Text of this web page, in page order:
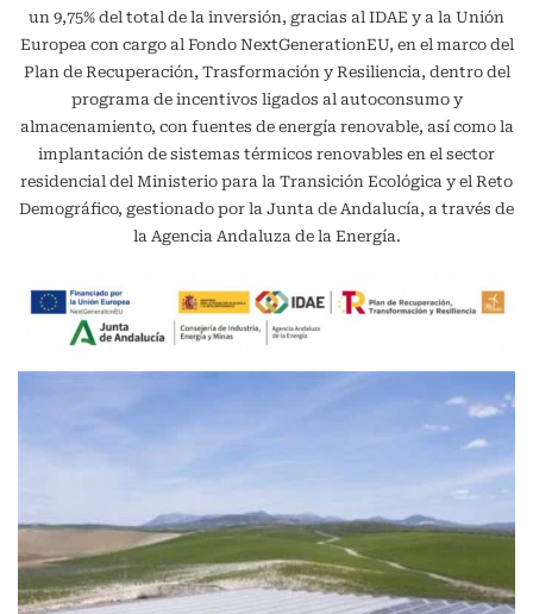
un 9,75% del total de la inversión, gracias al IDAE y a la Unión
Europea con cargo al Fondo NextGenerationEU, en el marco del
Plan de Recuperación, Trasformación y Resiliencia, dentro del
programa de incentivos ligados al autoconsumo y
almacenamiento, con fuentes de energía renovable, así como la
implantación de sistemas térmicos renovables en el sector
residencial del Ministerio para la Transición Ecológica y el Reto
Demográfico, gestionado por la Junta de Andalucía, a través de
la Agencia Andaluza de la Energía.